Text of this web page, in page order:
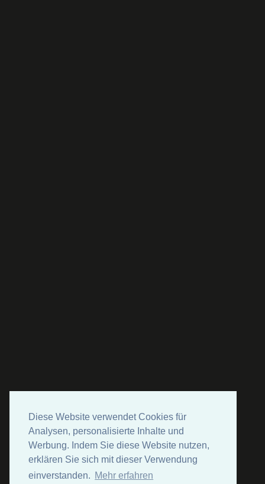
Diese Website verwendet Cookies für
Analysen, personalisierte Inhalte und
Werbung. Indem Sie diese Website nutzen,
erklären Sie sich mit dieser Verwendung
einverstanden. Mehr erfahren